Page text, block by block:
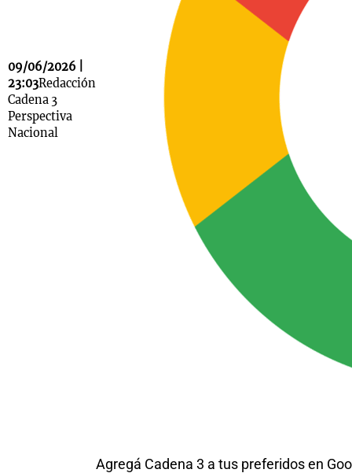
09/06/2026 |
23:03Redacción
Cadena 3
Perspectiva
Nacional
Agregá Cadena 3 a tus preferidos en